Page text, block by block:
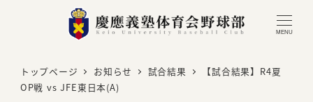
MENU
トップページ お知らせ 試合結果
【試合結果】R4夏
OP戦 vs JFE東日本(A)